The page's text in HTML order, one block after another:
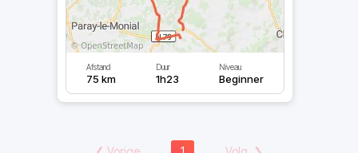
Afstand
75 km
Duur
1h23
Niveau
Beginner